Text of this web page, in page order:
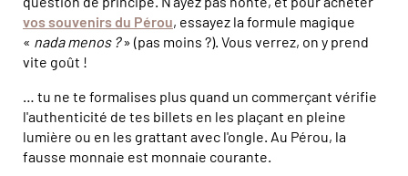
vos souvenirs du Pérou, essayez la formule magique
« nada menos ?» (pas moins ?). Vous verrez, on y prend
vite goût !
… tu ne te formalises plus quand un commerçant vérifie
l'authenticité de tes billets en les plaçant en pleine
lumière ou en les grattant avec l'ongle. Au Pérou, la
fausse monnaie est monnaie courante.